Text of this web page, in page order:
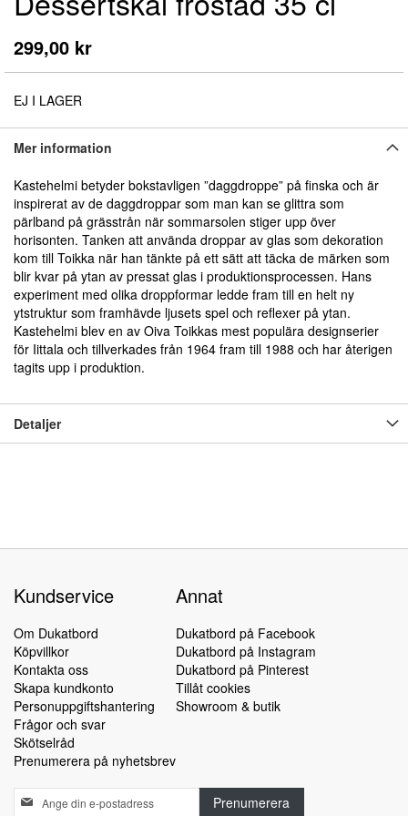
299,00 kr
EJ I LAGER
av
bildgalleriet
Mer information
Kastehelmi betyder bokstavligen ”daggdroppe” på finska och är
inspirerat av de daggdroppar som man kan se glittra som
pärlband på grässtrån när sommarsolen stiger upp över
horisonten. Tanken att använda droppar av glas som dekoration
kom till Toikka när han tänkte på ett sätt att täcka de märken som
blir kvar på ytan av pressat glas i produktionsprocessen. Hans
experiment med olika droppformar ledde fram till en helt ny
ytstruktur som framhävde ljusets spel och reflexer på ytan.
Kastehelmi blev en av Oiva Toikkas mest populära designserier
för Iittala och tillverkades från 1964 fram till 1988 och har återigen
tagits upp i produktion.
Detaljer
Kundservice
Om Dukatbord
Köpvillkor
Kontakta oss
Skapa kundkonto
Personuppgiftshantering
Frågor och svar
Skötselråd
Prenumerera på nyhetsbrev
Annat
Dukatbord på Facebook
Dukatbord på Instagram
Dukatbord på Pinterest
Tillåt cookies
Showroom & butik
Sign
Prenumerera